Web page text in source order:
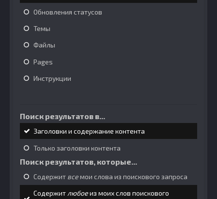
Обновления статусов
Темы
Файлы
Pages
Инструкции
Поиск результатов в...
Заголовки и содержание контента
Только заголовки контента
Поиск результатов, которые...
Содержит всемои слова из поискового запроса
Содержитлюбоеиз моих слов поискового